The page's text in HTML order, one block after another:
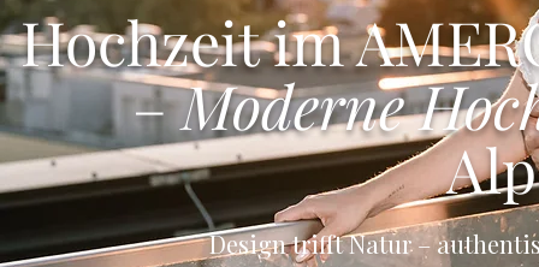
Hochzeit im
–Moderne
Design trifft Natur –